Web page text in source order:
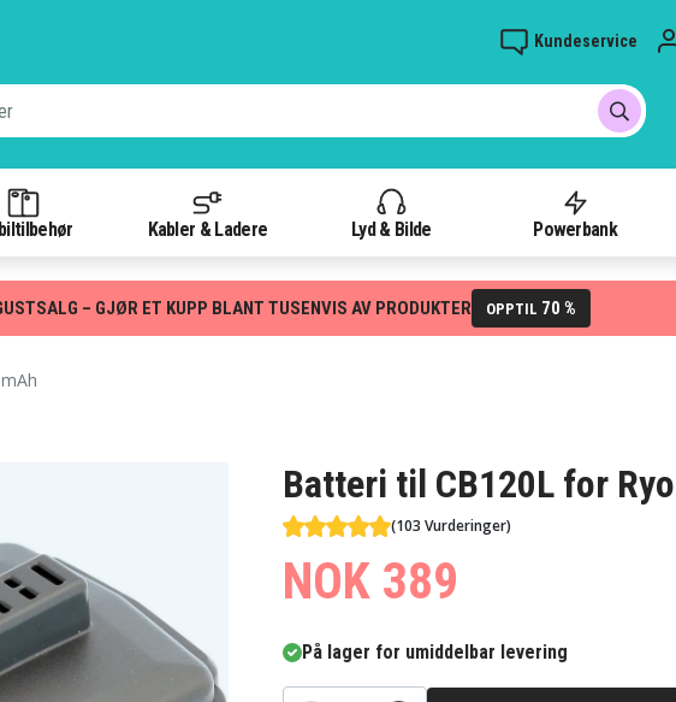
Kundeservice
Kabler & Ladere Lyd & Bilde Powerbank
– GJØR ET KUPP BLANT TUSENVIS AV PRODUKTER OPPTIL 70 %
Batteri til CB120L for
(103 Vurderinger)
NOK 389
På lager for umiddelbar levering